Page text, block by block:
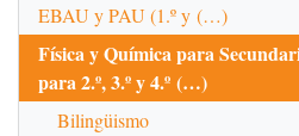
EBAU y PAU (1.º y (…)
Física y Química para
para 2.º, 3.º y 4.º (…)
Bilingüismo